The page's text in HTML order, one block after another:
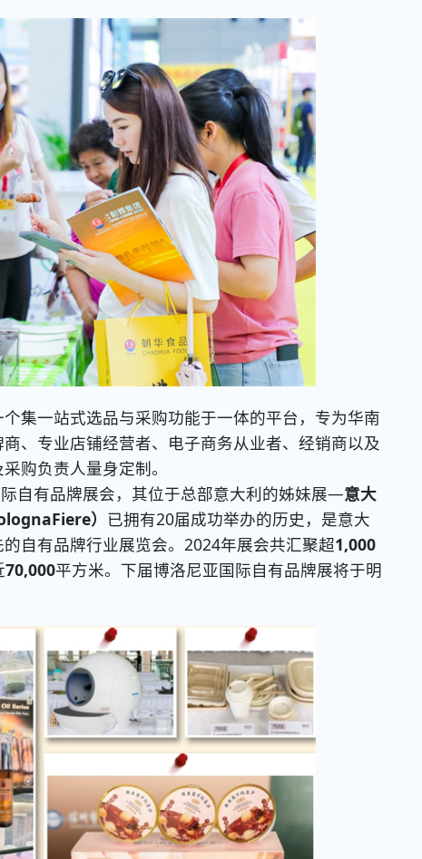
集一站式选品与采购功能于一体的平台，专为华南
、专业店铺经营者、电子商务从业者、经销商以及
购负责人量身定制。
有品牌展会，其位于总部意大利的姊妹展—意大
） 已拥有20届成功举办的历史，是意大
自有品牌行业展览会。2024年展会共汇聚超1,000
70,000平方米。下届博洛尼亚国际自有品牌展将于明